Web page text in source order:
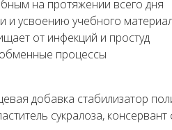
на протяжении всего дня
и усвоению учебного
от инфекций и простуд
процессы
добавка стабилизатор
сукралоза, консервант